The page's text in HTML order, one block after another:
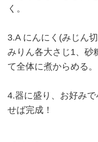
く。
3.A にんにく(みじん
みりん各大さじ1、砂
て全体に煮からめる。
4.器に盛り、お好み
せば完成！